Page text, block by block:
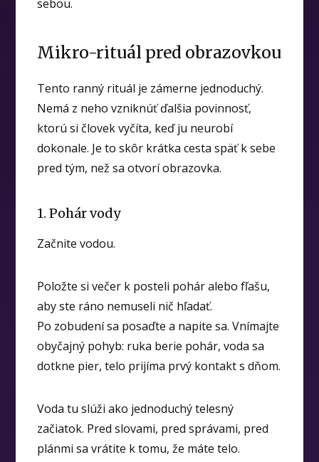
sebou.
Mikro-rituál pred obrazovkou
Tento ranný rituál je zámerne jednoduchý.
Nemá z neho vzniknúť ďalšia povinnosť,
ktorú si človek vyčíta, keď ju neurobí
dokonale. Je to skôr krátka cesta späť k sebe
pred tým, než sa otvorí obrazovka.
1. Pohár vody
Začnite vodou.
Položte si večer k posteli pohár alebo fľašu,
aby ste ráno nemuseli nič hľadať.
Po zobudení sa posaďte a napite sa. Vnímajte
obyčajný pohyb: ruka berie pohár, voda sa
dotkne pier, telo prijíma prvý kontakt s dňom.
Voda tu slúži ako jednoduchý telesný
začiatok. Pred slovami, pred správami, pred
plánmi sa vrátite k tomu, že máte telo.